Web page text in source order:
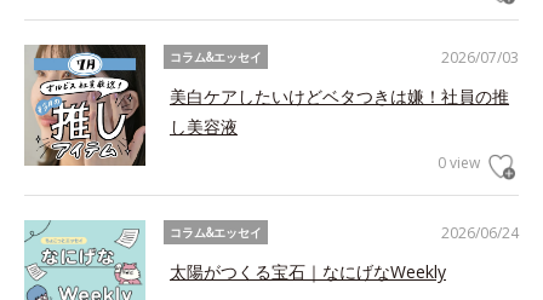
2026/07/03
コラム&エッセイ
美白ケアしたいけどベタつきは嫌！社員の推
し美容液
0 view
2026/06/24
コラム&エッセイ
太陽がつくる宝石｜なにげなWeekly